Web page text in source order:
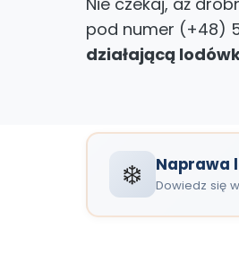
pod numer (+48)
działającą
❄️ Naprawa
Dowiedz się